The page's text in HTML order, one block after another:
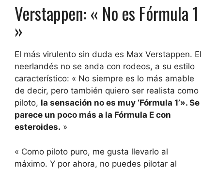
Verstappen: « No es Fórmula 1
»
El más virulento sin duda es Max Verstappen. El
neerlandés no se anda con rodeos, a su estilo
característico: « No siempre es lo más amable
de decir, pero también quiero ser realista como
piloto, la sensación no es muy ‘Fórmula 1’». Se
parece un poco más a la Fórmula E con
esteroides. »
« Como piloto puro, me gusta llevarlo al
máximo. Y por ahora, no puedes pilotar al